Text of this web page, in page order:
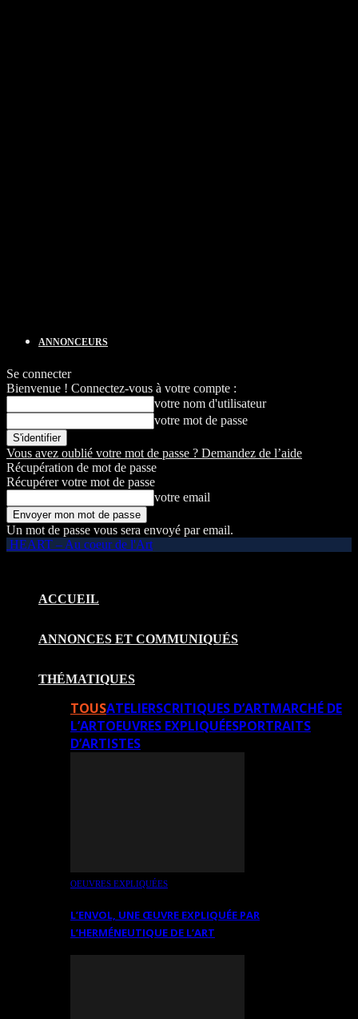
ANNONCEURS
Se connecter
Bienvenue ! Connectez-vous à votre compte :
votre nom d'utilisateur
votre mot de passe
Vous avez oublié votre mot de passe ? Demandez de l’aide
Récupération de mot de passe
Récupérer votre mot de passe
votre email
Un mot de passe vous sera envoyé par email.
HEART – Au coeur de l'Art
ACCUEIL
ANNONCES ET COMMUNIQUÉS
THÉMATIQUES
TOUSATELIERSCRITIQUES D’ARTMARCHÉ DE
L’ARTOEUVRES EXPLIQUÉESPORTRAITS
D’ARTISTES
OEUVRES EXPLIQUÉES
L’ENVOL, UNE ŒUVRE EXPLIQUÉE PAR
L’HERMÉNEUTIQUE DE L’ART